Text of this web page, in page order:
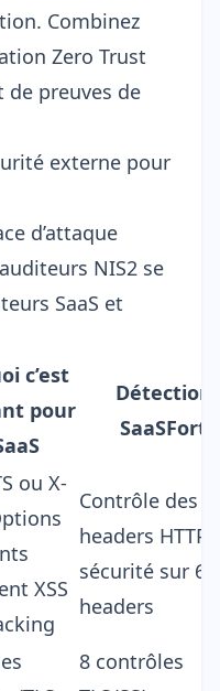
Combinez
Zero Trust
de preuves de
externe pour
d’attaque
NIS2 se
SaaS et
c’est
pour
Détection
SaaSFort
ou X-
XSS
Contrôle des
headers HTTP
sécurité sur 6
headers
8 contrôles